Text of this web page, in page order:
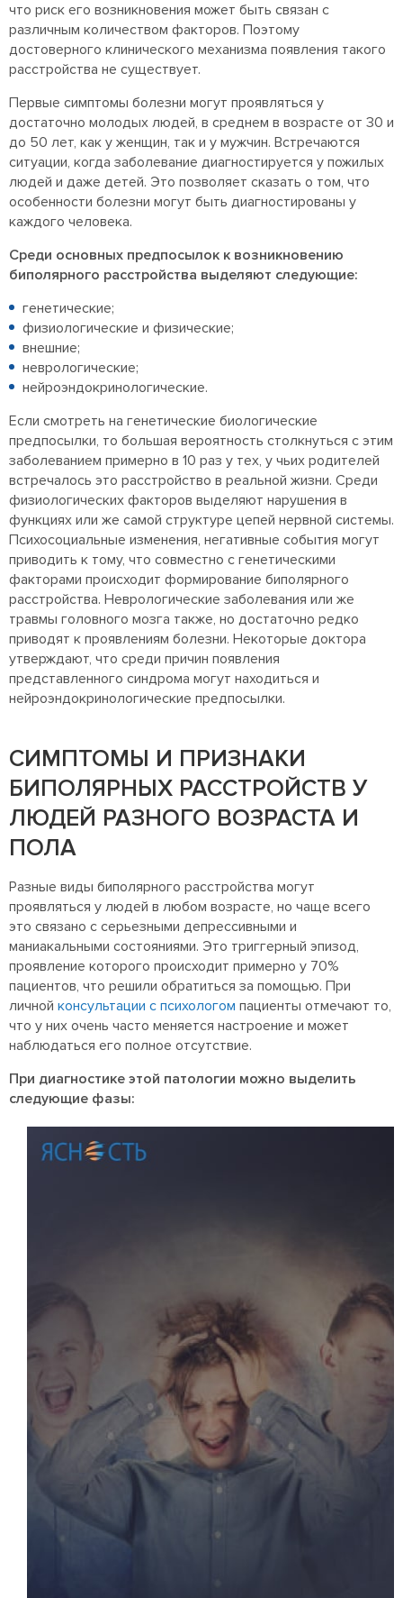
что риск его возникновения может быть связан с
различным количеством факторов. Поэтому
достоверного клинического механизма появления такого
расстройства не существует.
Первые симптомы болезни могут проявляться у
достаточно молодых людей, в среднем в возрасте от 30 и
до 50 лет, как у женщин, так и у мужчин. Встречаются
ситуации, когда заболевание диагностируется у пожилых
людей и даже детей. Это позволяет сказать о том, что
особенности болезни могут быть диагностированы у
каждого человека.
Среди основных предпосылок к возникновению
биполярного расстройства выделяют следующие:
генетические;
физиологические и физические;
внешние;
неврологические;
нейроэндокринологические.
Если смотреть на генетические биологические
предпосылки, то большая вероятность столкнуться с этим
заболеванием примерно в 10 раз у тех, у чьих родителей
встречалось это расстройство в реальной жизни. Среди
физиологических факторов выделяют нарушения в
функциях или же самой структуре цепей нервной системы.
Психосоциальные изменения, негативные события могут
приводить к тому, что совместно с генетическими
факторами происходит формирование биполярного
расстройства. Неврологические заболевания или же
травмы головного мозга также, но достаточно редко
приводят к проявлениям болезни. Некоторые доктора
утверждают, что среди причин появления
представленного синдрома могут находиться и
нейроэндокринологические предпосылки.
СИМПТОМЫ И ПРИЗНАКИ
БИПОЛЯРНЫХ РАССТРОЙСТВ У
ЛЮДЕЙ РАЗНОГО ВОЗРАСТА И
ПОЛА
Разные виды биполярного расстройства могут
проявляться у людей в любом возрасте, но чаще всего
это связано с серьезными депрессивными и
маниакальными состояниями. Это триггерный эпизод,
проявление которого происходит примерно у 70%
пациентов, что решили обратиться за помощью. При
личной консультации с психологом пациенты отмечают то,
что у них очень часто меняется настроение и может
наблюдаться его полное отсутствие.
При диагностике этой патологии можно выделить
следующие фазы: